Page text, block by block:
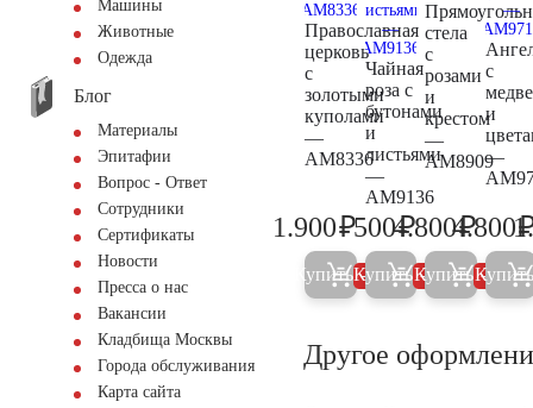
Машины
Животные
Одежда
Блог
Материалы
Эпитафии
Вопрос - Ответ
Сотрудники
Сертификаты
Новости
Пресса о нас
Вакансии
Кладбища Москвы
Города обслуживания
Карта сайта
Православная
церковь
с
золотыми
куполами
—
AM8336
2.000
1.900₽
Купить 5%
Чайная
роза с
бутонами
и
листьями
—
AM9136
500
500₽
Купить 5%
стела
с
розами
и
крестом
—
AM8909
5.000
4.800₽
Купить 5%
с
и
—
4.800
Купить
Другое